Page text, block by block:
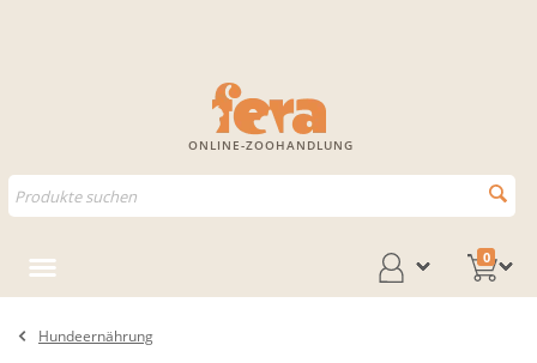
ONLINE-ZOOHANDLUNG
0
Hundeernährung